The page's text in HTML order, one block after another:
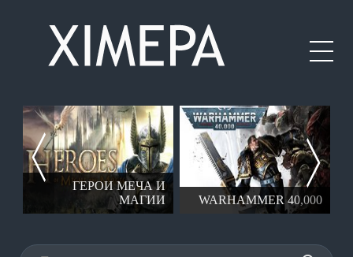
ГЕРОИ МЕЧА И
МАГИИ
WARHAMMER 40,000